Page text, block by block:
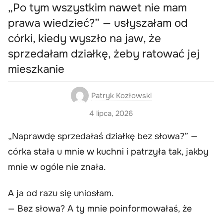
„Po tym wszystkim nawet nie mam
prawa wiedzieć?” — usłyszałam od
córki, kiedy wyszło na jaw, że
sprzedałam działkę, żeby ratować jej
mieszkanie
Patryk Kozłowski
4 lipca, 2026
„Naprawdę sprzedałaś działkę bez słowa?” —
córka stała u mnie w kuchni i patrzyła tak, jakby
mnie w ogóle nie znała.
A ja od razu się uniosłam.
— Bez słowa? A ty mnie poinformowałaś, że